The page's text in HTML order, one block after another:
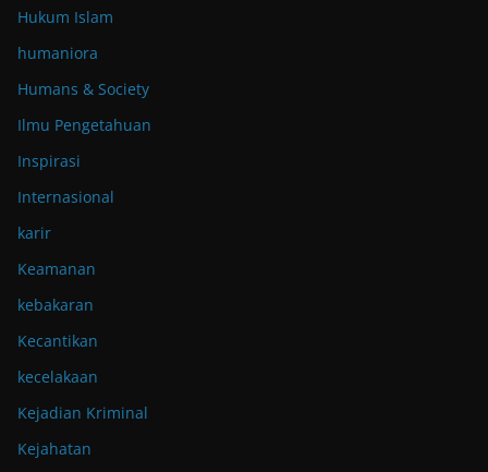
Hukum Islam
humaniora
Humans & Society
Ilmu Pengetahuan
Inspirasi
Internasional
karir
Keamanan
kebakaran
Kecantikan
kecelakaan
Kejadian Kriminal
Kejahatan